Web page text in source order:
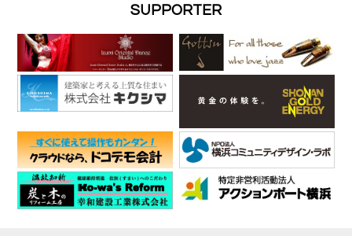
SUPPORTER